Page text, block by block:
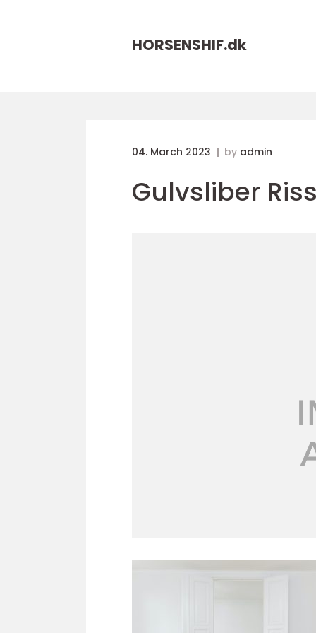
HORSENSHIF.dk
04. March 2023 by admin
Gulvsliber